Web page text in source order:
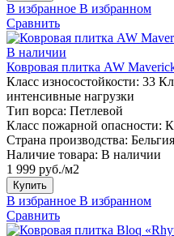
В избранное В избранном
Сравнить
В наличии
Ковровая плитка AW
Класс износостойкости: 33
интенсивные нагрузки
Тип ворса: Петлевой
Класс пожарной опасности:
Страна производства: Бельгия
Наличие товара: В наличии
1 999 руб./м2
Купить
В избранное В избранном
Сравнить